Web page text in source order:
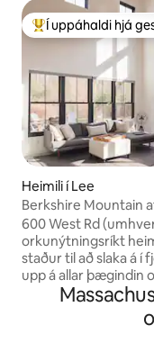
Í mestu uppáhaldi
Í uppáhaldi hjá
Heimili í Lee
Berkshire Mountain
umhverfisvænum
600 West Rd
orkunýtningsríkt
staður til að slaka á í
upp á allar þægindin
sem fylgja
frábærum stað,
Lenox og Lee og